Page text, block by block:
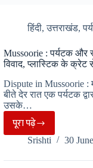
होगी
कड़ी
कार्रवाई…
हिंदी,उत्तराखंड,
Mussoorie : पर्यटक और
विवाद, प्लास्टिक के क्रेट
Dispute in Mussoorie :
बीते देर रात एक पर्यटक
उसके…
पूरा पढ़ेMussoorie
:
पर्यटक
Srishti 30